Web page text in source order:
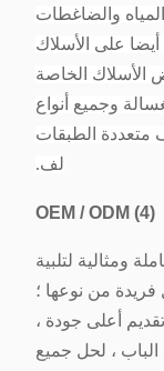
والضاغطات
على الأسلاك
الأسلاك الخاصة
وجميع أنواع
متعددة الطبقات
لف.
(4)
OEM / ODM
ومثالية لتلبية
من نوعها ؛
أعلى جودة ،
الباب ، لحل جميع